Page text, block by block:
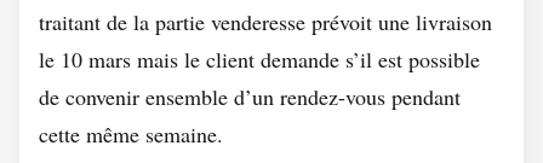
traitant de la partie venderesse prévoit une livraison
le 10 mars mais le client demande s’il est possible
de convenir ensemble d’un rendez-vous pendant
cette même semaine.